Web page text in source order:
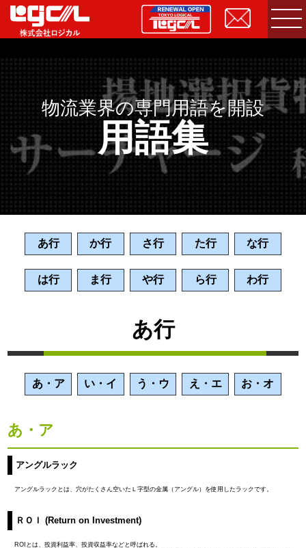
物流業界の専門用語を開設
用語集
あ行 か行 さ行 た行 な行
は行 ま行 や行 ら行 わ行
あ行
あ・ア い・イ う・ウ え・エ お・オ
あ・ア
アングルラック
アングルラックとは、穴がたくさん空いたＬ字型の金属（アングル）を使用したラックです。
ＲＯＩ (Return on Investment)
ROIとは、投資利益率、投資収益率などと呼ばれる。